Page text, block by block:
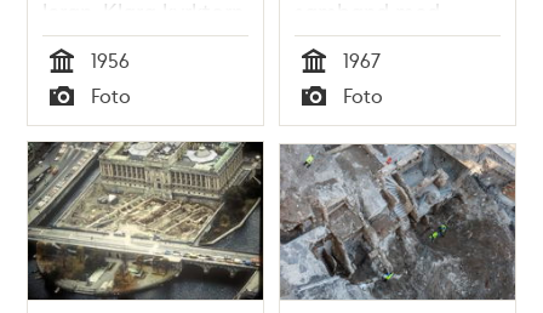
leran. Klara kyrktorn
i fonden.
Tid
1956
Typ
Foto
samband med
vattenledningsarbete.
Hamngatan
mittemot
Kungsträdgården
Tid
1967
Typ
Foto